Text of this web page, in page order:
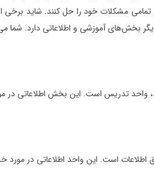
مشکلات خود را حل کنند. شاید برخی
بخش‌های آموزشی و اطلاعاتی دارد.
تدریس است. این بخش اطلاعاتی در
است. این واحد اطلاعاتی در مورد